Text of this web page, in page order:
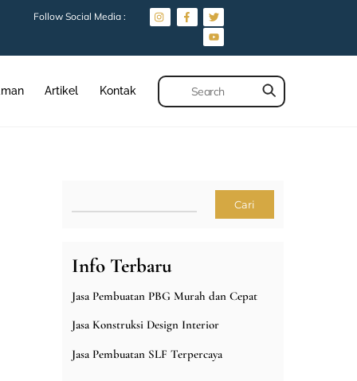
Follow Social Media :
Artikel Kontak
Cari
Info Terbaru
Jasa Pembuatan PBG Murah dan Cepat
Jasa Konstruksi Design Interior
Jasa Pembuatan SLF Terpercaya